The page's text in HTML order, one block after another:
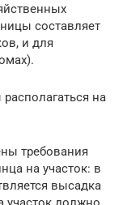
составляет
и для
на
требования
на участок: в
высадка